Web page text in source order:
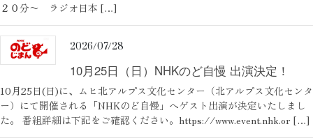
２０分〜 ラジオ日本 […]
2026/07/28
10月25日（日）NHKのど自慢 出演決定！
10月25日(日)に、ムヒ北アルプス文化センター（北アルプス文化センタ
ー）にて開催される「NHKのど自慢」へゲスト出演が決定いたしまし
た。 番組詳細は下記をご確認ください。https://www.event.nhk.or […]
メッセージ
グッズ
ファンクラブ